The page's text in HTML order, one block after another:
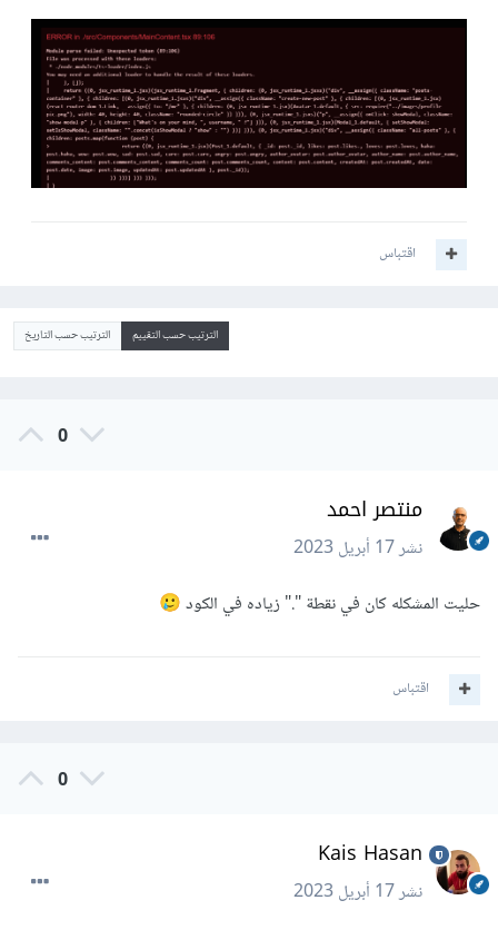
اقتباس
الترتيب حسب التقييم الترتيب حسب التاريخ
0
منتصر احمد
نشر17 أبريل 2023
حليت المشكله كان في نقطة "." زياده في الكود 🥲
اقتباس
0
Kais Hasan
نشر17 أبريل 2023